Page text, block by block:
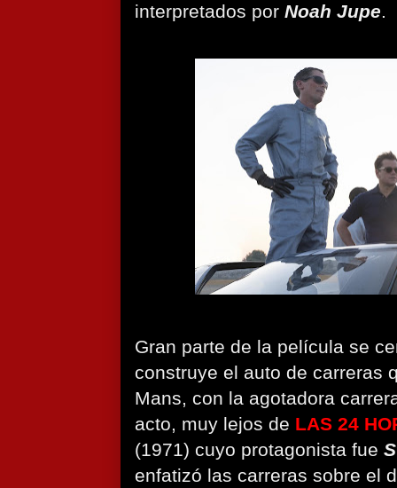
interpretados por Noah Jupe.
Gran parte de la película se
construye el auto de carreras
Mans, con la agotadora
acto, muy lejos de LAS 24
(1971) cuyo protagonista fue
enfatizó las carreras sobre el